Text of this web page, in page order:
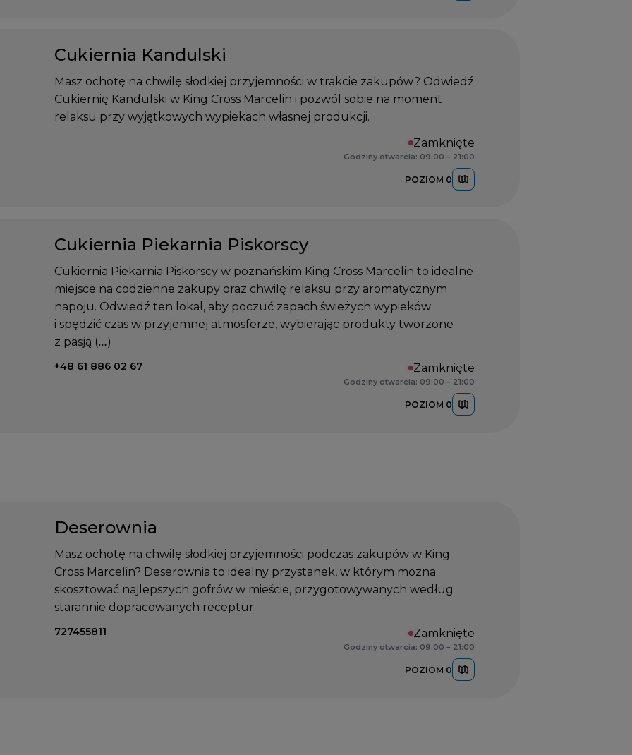
Cukiernia Kandulski
Masz ochotę na chwilę słodkiej przyjemności w trakcie zakupów? Odwiedź
Cukiernię Kandulski w King Cross Marcelin i pozwól sobie na moment
relaksu przy wyjątkowych wypiekach własnej produkcji.
Zamknięte
Godziny otwarcia: 09:00 – 21:00
POZIOM 0
Cukiernia Piekarnia Piskorscy
Cukiernia Piekarnia Piskorscy w poznańskim King Cross Marcelin to idealne
miejsce na codzienne zakupy oraz chwilę relaksu przy aromatycznym
napoju. Odwiedź ten lokal, aby poczuć zapach świeżych wypieków
i spędzić czas w przyjemnej atmosferze, wybierając produkty tworzone
z pasją (…)
Telefon kontaktowy:
+48 61 886 02 67 Zamknięte
Godziny otwarcia: 09:00 – 21:00
POZIOM 0
Deserownia
Masz ochotę na chwilę słodkiej przyjemności podczas zakupów w King
Cross Marcelin? Deserownia to idealny przystanek, w którym można
skosztować najlepszych gofrów w mieście, przygotowywanych według
starannie dopracowanych receptur.
Telefon kontaktowy:
727455811 Zamknięte
Godziny otwarcia: 09:00 – 21:00
POZIOM 0